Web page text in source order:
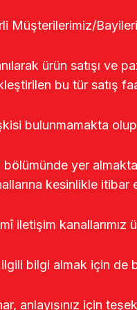
Müşterilerimiz/
ürün satışı ve
bu tür satış
bulunmamakta
yer
kesinlikle itibar
iletişim
bilgi almak için de
anlayışınız için